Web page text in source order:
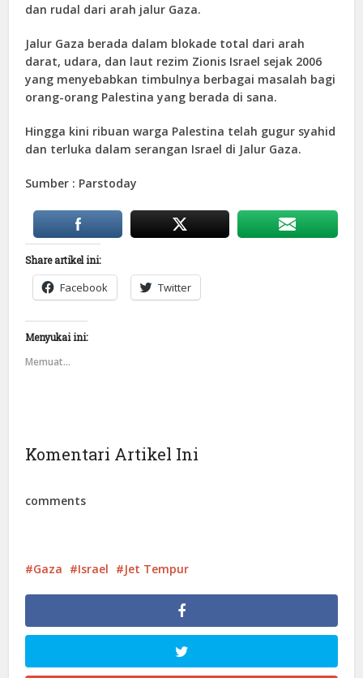
dan rudal dari arah jalur Gaza.
Jalur Gaza berada dalam blokade total dari arah
darat, udara, dan laut rezim Zionis Israel sejak 2006
yang menyebabkan timbulnya berbagai masalah bagi
orang-orang Palestina yang berada di sana.
Hingga kini ribuan warga Palestina telah gugur syahid
dan terluka dalam serangan Israel di Jalur Gaza.
Sumber : Parstoday
Share artikel ini:
Facebook Twitter
Menyukai ini:
Memuat...
Komentari Artikel Ini
comments
Gaza Israel Jet Tempur